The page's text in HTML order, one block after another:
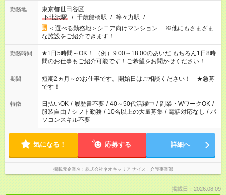
勤務地
東京都世田谷区
下北沢駅
/ 千歳船橋駅 / 等々力駅 / …
＜選べる勤務地＞シニア向けマンション ※他にもさまざま
な施設をご紹介できます！
勤務時間
★1日5時間～OK！ （例）9:00～18:00のあいだ もちろん1日8時
間のお仕事もご紹介可能です！ご希望をお聞かせください！ ★
家庭の都合でお休みが必要な場合も遠慮なくご相談ください。
※週最低15時間以上の勤務が必要です
期間
短期2ヵ月～のお仕事です。開始日はご相談ください！ ★急募
です！
特徴 日払いOK / 履歴書不要 / 40～50代活躍中 / 副業・WワークOK /
服装自由 / シフト勤務 / 10名以上の大量募集 / 電話対応なし / パ
ソコンスキル不要
気になる！ 応募する 詳細へ
掲載元企業名 株式会社ネオキャリア ナイス！介護事業部
掲載日：2026.08.09